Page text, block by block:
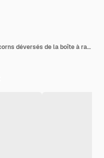
Une vue en élévation des pop-corns déversés de la boîte à rayures sur fond rouge